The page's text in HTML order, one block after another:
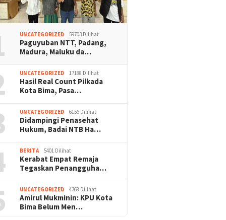
UNCATEGORIZED 59703 Dilihat
Paguyuban NTT, Padang,
Madura, Maluku da…
UNCATEGORIZED 17188 Dilihat
Hasil Real Count Pilkada
Kota Bima, Pasa…
UNCATEGORIZED 6156 Dilihat
Didampingi Penasehat
Hukum, Badai NTB Ha…
BERITA 5401 Dilihat
Kerabat Empat Remaja
Tegaskan Penangguha…
UNCATEGORIZED 4368 Dilihat
Amirul Mukminin: KPU Kota
Bima Belum Men…